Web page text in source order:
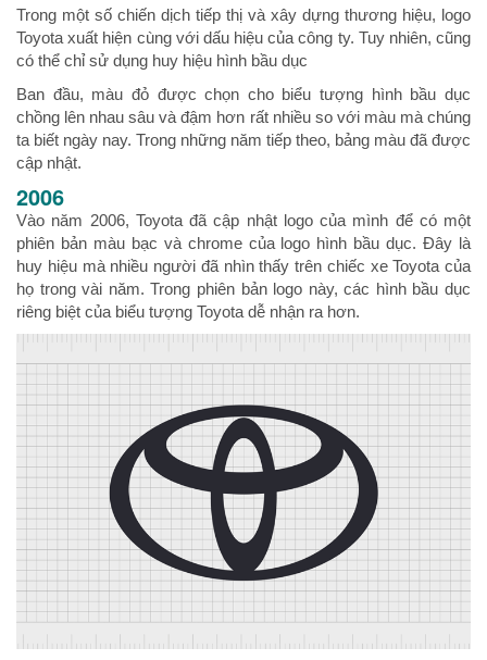
Trong một số chiến dịch tiếp thị và xây dựng thương hiệu, logo
Toyota xuất hiện cùng với dấu hiệu của công ty. Tuy nhiên, cũng
có thể chỉ sử dụng huy hiệu hình bầu dục
Ban đầu, màu đỏ được chọn cho biểu tượng hình bầu dục
chồng lên nhau sâu và đậm hơn rất nhiều so với màu mà chúng
ta biết ngày nay. Trong những năm tiếp theo, bảng màu đã được
cập nhật.
2006
Vào năm 2006, Toyota đã cập nhật logo của mình để có một
phiên bản màu bạc và chrome của logo hình bầu dục. Đây là
huy hiệu mà nhiều người đã nhìn thấy trên chiếc xe Toyota của
họ trong vài năm. Trong phiên bản logo này, các hình bầu dục
riêng biệt của biểu tượng Toyota dễ nhận ra hơn.